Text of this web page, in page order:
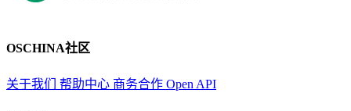
OSCHINA社区
关于我们 帮助中心 商务合作 Open API